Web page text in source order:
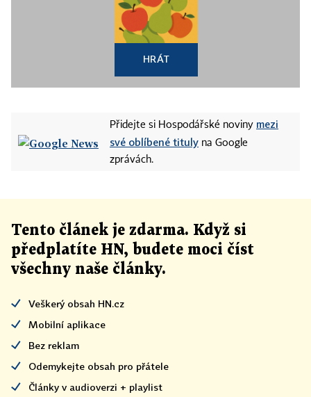
HRÁT
Přidejte si Hospodářské noviny mezi
své oblíbené tituly na Google
zprávách.
Tento článek je zdarma. Když si
předplatíte HN, budete moci číst
všechny naše články.
Veškerý obsah HN.cz
Mobilní aplikace
Bez reklam
Odemykejte obsah pro přátele
Články v audioverzi + playlist